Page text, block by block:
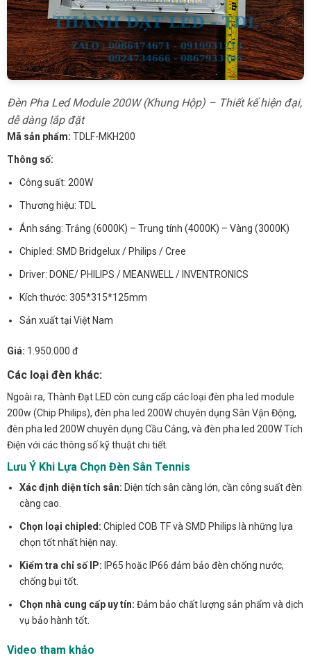
Đèn Pha Led Module 200W (Khung Hộp) – Thiết kế hiện đại,
dễ dàng lắp đặt
Mã sản phẩm: TDLF-MKH200
Thông số:
Công suất: 200W
Thương hiệu: TDL
Ánh sáng: Trắng (6000K) – Trung tính (4000K) – Vàng (3000K)
Chipled: SMD Bridgelux / Philips / Cree
Driver: DONE/ PHILIPS / MEANWELL / INVENTRONICS
Kích thước: 305*315*125mm
Sản xuất tại Việt Nam
Giá: 1.950.000 đ
Các loại đèn khác:
Ngoài ra, Thành Đạt LED còn cung cấp các loại đèn pha led module
200w (Chip Philips), đèn pha led 200W chuyên dụng Sân Vận Động,
đèn pha led 200W chuyên dụng Cầu Cảng, và đèn pha led 200W Tích
Điện với các thông số kỹ thuật chi tiết.
Lưu Ý Khi Lựa Chọn Đèn Sân Tennis
Xác định diện tích sân: Diện tích sân càng lớn, cần công suất đèn
càng cao.
Chọn loại chipled: Chipled COB TF và SMD Philips là những lựa
chọn tốt nhất hiện nay.
Kiểm tra chỉ số IP: IP65 hoặc IP66 đảm bảo đèn chống nước,
chống bụi tốt.
Chọn nhà cung cấp uy tín: Đảm bảo chất lượng sản phẩm và dịch
vụ bảo hành tốt.
Video tham khảo